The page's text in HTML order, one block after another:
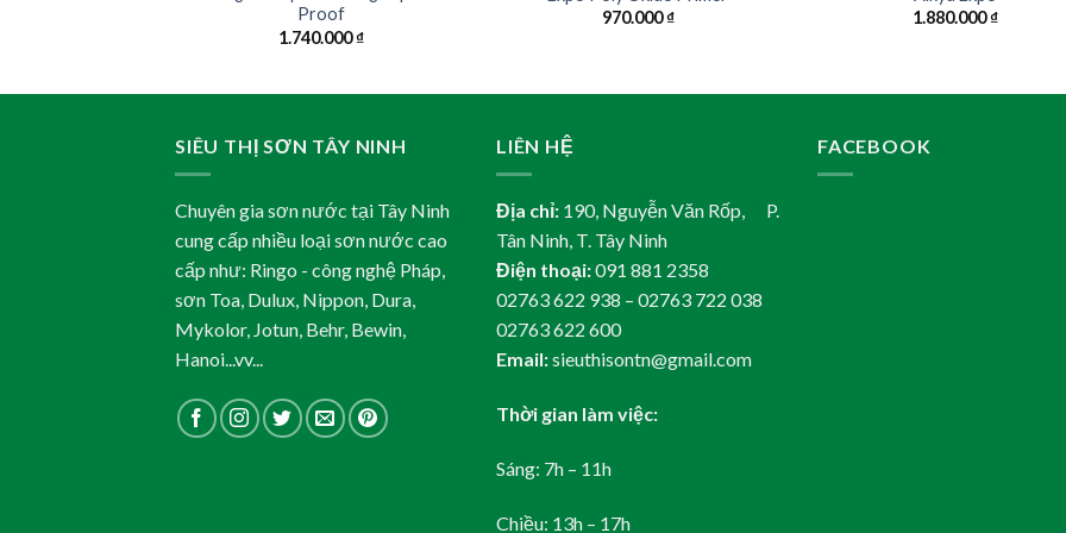
Proof
1.740.000₫
970.000₫
1.880.000₫
SIÊU THỊ SƠN TÂY NINH
Chuyên gia sơn nước tại Tây Ninh
cung cấp nhiều loại sơn nước cao
cấp như: Ringo - công nghệ Pháp,
sơn Toa, Dulux, Nippon, Dura,
Mykolor, Jotun, Behr, Bewin,
Hanoi...vv...
LIÊN HỆ
Địa chỉ: 190, Nguyễn Văn Rốp, P.
Tân Ninh, T. Tây Ninh
Điện thoại:091 881 2358
02763 622 938 – 02763 722 038
02763 622 600
Email:sieuthisontn@gmail.com
Thời gian làm việc:
Sáng: 7h – 11h
Chiều: 13h – 17h
FACEBOOK